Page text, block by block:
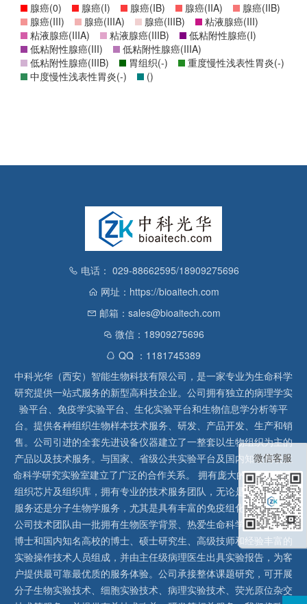
腺癌(0)
腺癌(I) 腺癌(IB) 腺癌(IIA)
腺癌(IIB)
腺癌(III)
腺癌(IIIA) 腺癌(IIIB)
粘液腺癌(III)
粘液腺癌(IIIA)
粘液腺癌(IIIB)
低粘附性腺癌(I)
低粘附性腺癌(III)
低粘附性腺癌(IIIA)
低粘附性腺癌(IIIB)
胃组织(-)
重度慢性浅表性胃炎(-)
中度慢性浅表性胃炎(-)
()
电话： 029-88662595/18909275696
网址：https://bioaitech.com
邮箱：sales@bioaitech.com
微信：18909275696
QQ ：1181745389
中科光华（西安）智能生物科技有限公司，是一家专业为生命科学
研究提供一站式服务的新型高科技企业。公司拥有独立的病理学实
验平台、免疫学实验平台、生化实验平台和生物信息学分析等平
台。提供各种组织生物样本技术服务、研发、产品开发、生产和销
售。公司引进的全套先进设备仪器建立了一整套以生物组织为主的
产品以及技术服务。与国家、省级公共实验平台及国内知名高校生
命科学研究实验室建立了广泛的合作关系。 拥有庞大的石蜡、冰冻
组织芯片及组织库，拥有专业的技术服务团队，无论是形态病理学
服务还是分子生物学服务，尤其是具有丰富的免疫组化实验经验，
公司技术团队由一批拥有生物医学背景、热爱生命科学研究的留美
博士和国内知名高校的博士、硕士研究生、高级技师和经验丰富的
实验操作技术人员组成，并由主任级病理医生出具实验报告，为客
户提供最可靠最优质的服务体验。公司承接整体课题研究，可开展
分子生物实验技术、细胞实验技术、病理实验技术、荧光原位杂交
微信客服